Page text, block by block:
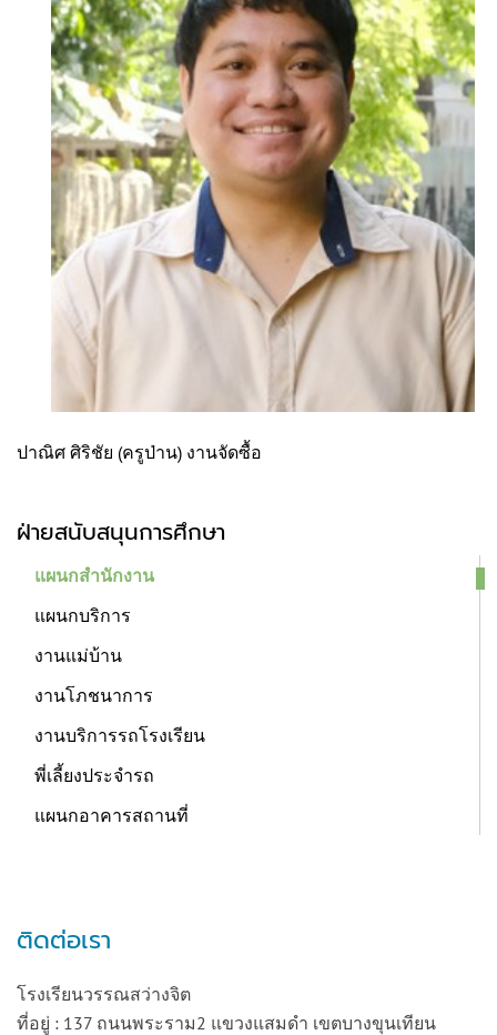
ปาณิศ ศิริชัย (ครูป่าน) งานจัดซื้อ
ฝ่ายสนับสนุนการศึกษา
แผนกสำนักงาน
แผนกบริการ
งานแม่บ้าน
งานโภชนาการ
งานบริการรถโรงเรียน
พี่เลี้ยงประจำรถ
แผนกอาคารสถานที่
ติดต่อเรา
โรงเรียนวรรณสว่างจิต
ที่อยู่ : 137 ถนนพระราม2 แขวงแสมดำ เขตบางขุนเทียน